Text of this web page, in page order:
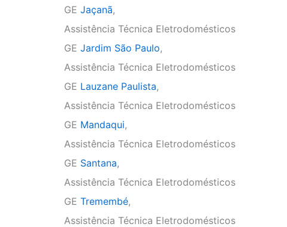
GE Jaçanã,
Assistência Técnica Eletrodomésticos
GE Jardim São Paulo,
Assistência Técnica Eletrodomésticos
GE Lauzane Paulista,
Assistência Técnica Eletrodomésticos
GE Mandaqui,
Assistência Técnica Eletrodomésticos
GE Santana,
Assistência Técnica Eletrodomésticos
GE Tremembé,
Assistência Técnica Eletrodomésticos